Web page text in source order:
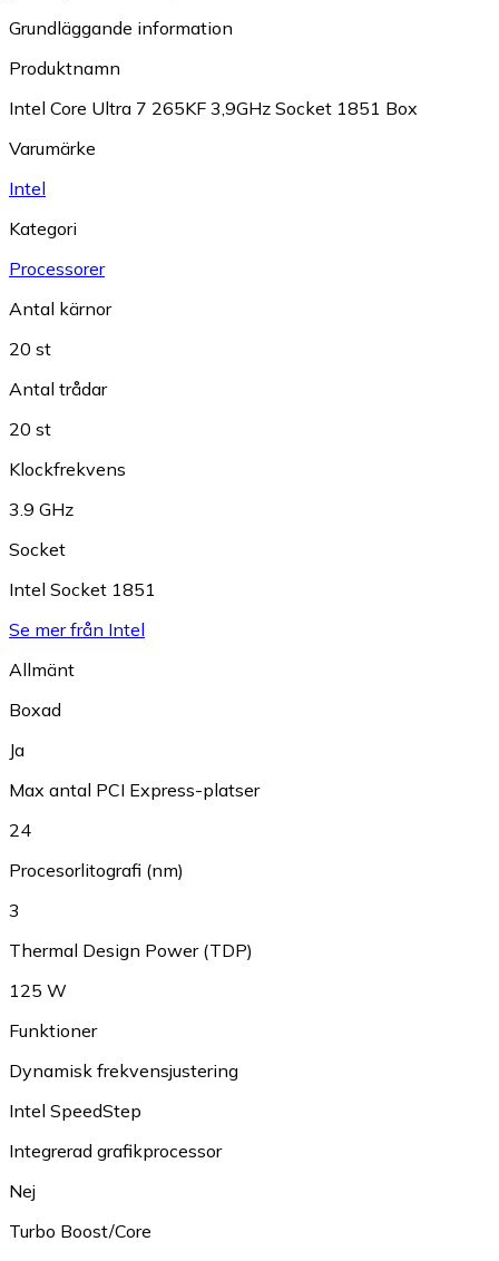
Grundläggande information
Produktnamn
Intel Core Ultra 7 265KF 3,9GHz Socket 1851 Box
Varumärke
Intel
Kategori
Processorer
Antal kärnor
20 st
Antal trådar
20 st
Klockfrekvens
3.9 GHz
Socket
Intel Socket 1851
Se mer från Intel
Allmänt
Boxad
Ja
Max antal PCI Express-platser
24
Procesorlitografi (nm)
3
Thermal Design Power (TDP)
125 W
Funktioner
Dynamisk frekvensjustering
Intel SpeedStep
Integrerad grafikprocessor
Nej
Turbo Boost/Core